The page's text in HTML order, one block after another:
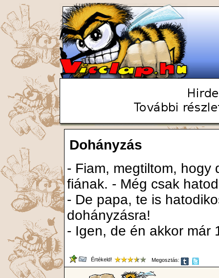
Dohányzás
- Fiam, megtiltom, hogy
fiának. - Még csak
- De papa, te is
dohányzásra!
- Igen, de én akkor már
Értékeld! Megosztás: